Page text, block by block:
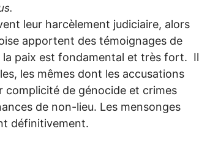
leur harcèlement judiciaire, alors
apportent des témoignages de
la paix est fondamental et très fort. Il
les mêmes dont les accusations
complicité de génocide et crimes
de non-lieu. Les mensonges
définitivement.